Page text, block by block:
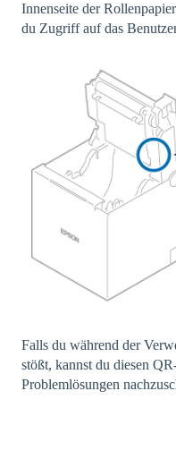
Innenseite der
du Zugriff auf das
Falls du während der
stößt, kannst du diesen
Problemlösungen